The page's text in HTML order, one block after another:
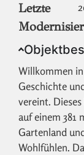
Letzte
Willkommen
Geschichte
vereint. Dieses
auf einem 381
Gartenland
Wohlfühlen.